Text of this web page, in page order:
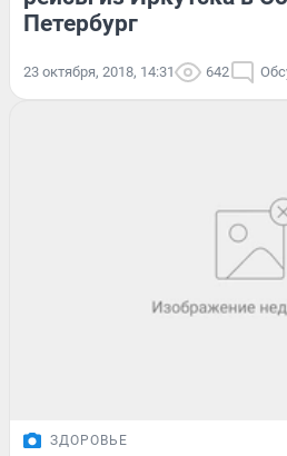
Петербург
23 октября, 2018, 14:31 642
ЗДОРОВЬЕ